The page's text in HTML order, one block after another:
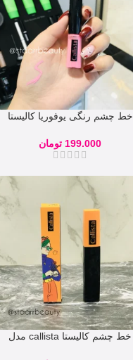
خط چشم رنگی یوفوریا کالیستا
199.000 تومان
خط چشم کالیستا callista مدل